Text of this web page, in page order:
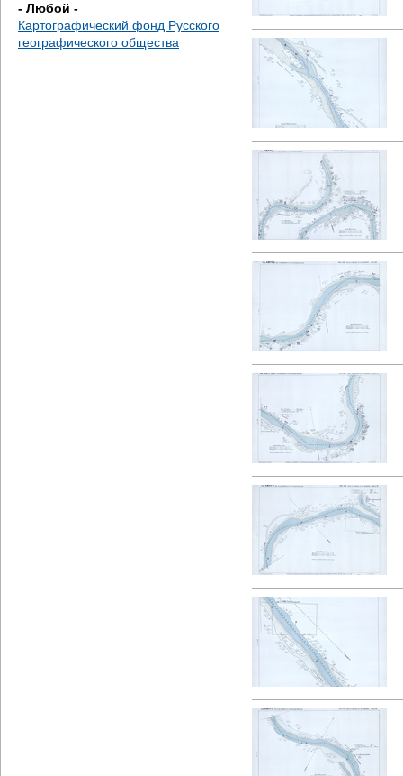
с
ь
- Любой -
Картографический фонд Русского
географического общества